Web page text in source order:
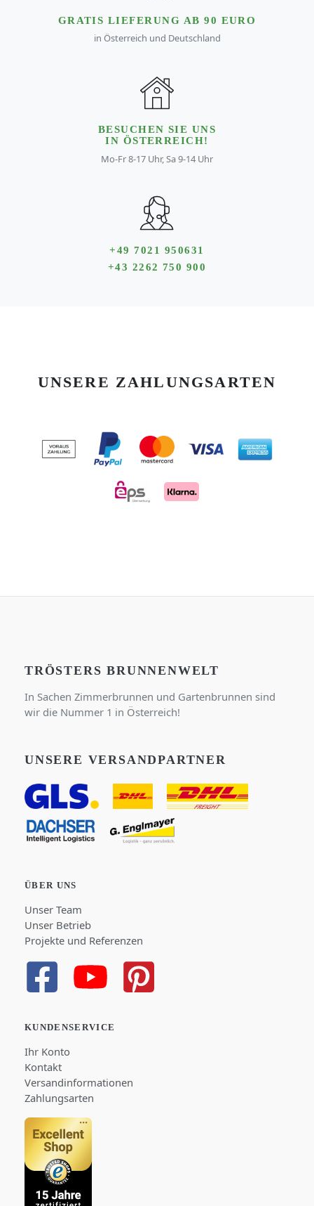
GRATIS LIEFERUNG AB 90 EURO
in Österreich und Deutschland
BESUCHEN SIE UNS
IN ÖSTERREICH!
Mo-Fr 8-17 Uhr, Sa 9-14 Uhr
+49 7021 950631
+43 2262 750 900
UNSERE ZAHLUNGSARTEN
TRÖSTERS BRUNNENWELT
In Sachen Zimmerbrunnen und Gartenbrunnen sind
wir die Nummer 1 in Österreich!
UNSERE VERSANDPARTNER
ÜBER UNS
Unser Team
Unser Betrieb
Projekte und Referenzen
KUNDENSERVICE
Ihr Konto
Kontakt
Versandinformationen
Zahlungsarten